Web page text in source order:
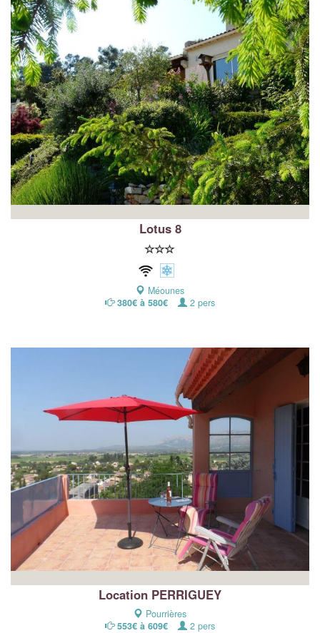
Lotus 8
Méounes
380€ à 580€
2 pers
Location PERRIGUEY
Pourrières
553€ à 609€
2 pers